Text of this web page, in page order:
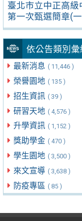
臺北市立中正高
第一次甄選簡章(
依公告類別彙
最新消息 ( 11,446 )
榮譽園地 ( 135 )
招生資訊 ( 39 )
研習天地 ( 4,576 )
升學資訊 ( 1,152 )
獎助學金 ( 470 )
學生園地 ( 3,500 )
來文宣導 ( 3,638 )
防疫專區 ( 85 )